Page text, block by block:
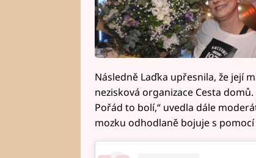
Následně Laďka upřesnila, že její
nezisková organizace Cesta
Pořád to bolí,“ uvedla dále
mozku odhodlaně bojuje s